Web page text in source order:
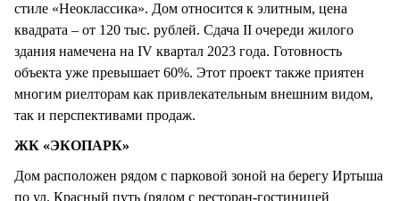
стиле «Неоклассика». Дом относится к элитным, цена
квадрата – от 120 тыс. рублей. Сдача II очереди жилого
здания намечена на IV квартал 2023 года. Готовность
объекта уже превышает 60%. Этот проект также приятен
многим риелторам как привлекательным внешним видом,
так и перспективами продаж.
ЖК «ЭКОПАРК»
Дом расположен рядом с парковой зоной на берегу Иртыша
по ул. Красный путь (рядом с ресторан-гостиницей